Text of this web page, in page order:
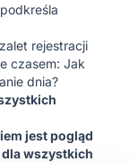
rejestracji
czasem: Jak
dnia?
jest pogląd
wszystkich